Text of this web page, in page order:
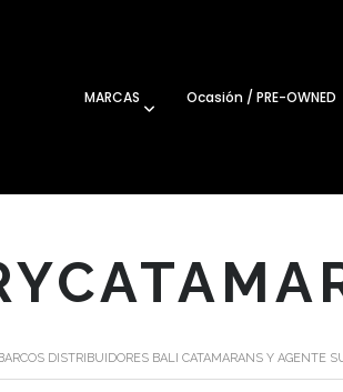
MARCAS Ocasión / PRE-OWNED
DISTRIBUIDORES BALI CATAMARANS Y AGENTE